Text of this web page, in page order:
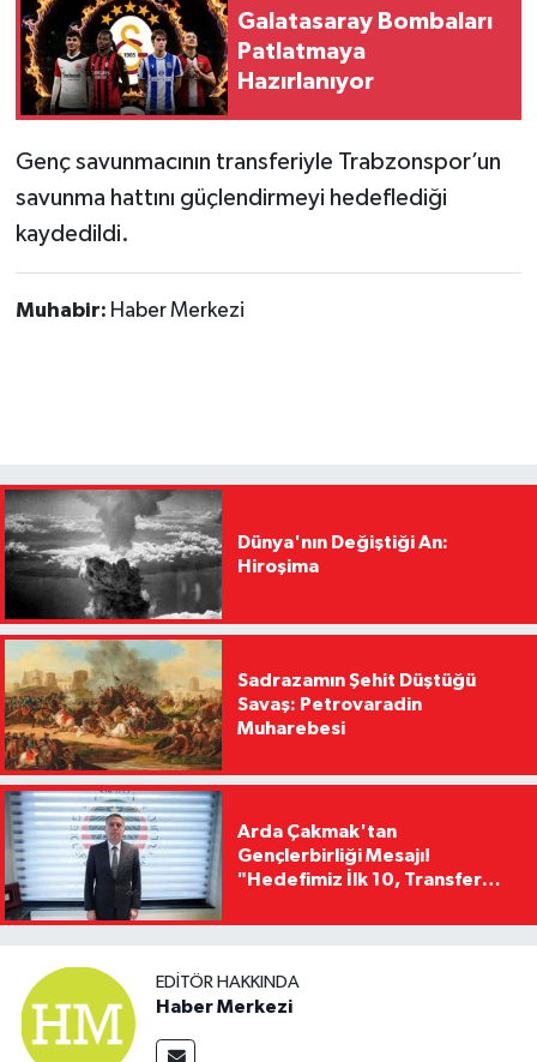
Galatasaray Bombaları
Patlatmaya
Hazırlanıyor
Genç savunmacının transferiyle Trabzonspor’un
savunma hattını güçlendirmeyi hedeflediği
kaydedildi.
Muhabir: Haber Merkezi
Dünya'nın Değiştiği An:
Hiroşima
Sadrazamın Şehit Düştüğü
Savaş: Petrovaradin
Muharebesi
Arda Çakmak'tan
Gençlerbirliği Mesajı!
"Hedefimiz İlk 10, Transfer
Kaldıracağız"
EDITÖR HAKKINDA
Haber Merkezi